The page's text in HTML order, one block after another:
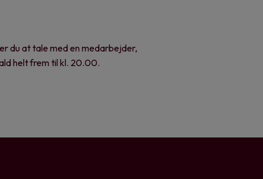
du at tale med en medarbejder,
helt frem til kl. 20.00.